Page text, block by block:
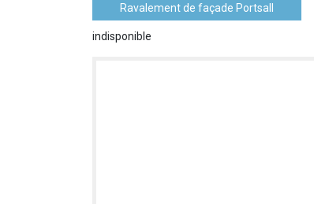
Ravalement de façade Portsall
indisponible